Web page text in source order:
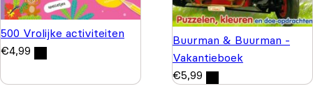
500 Vrolijke activiteiten
€4,99
Buurman & Buurman -
Vakantieboek
€5,99